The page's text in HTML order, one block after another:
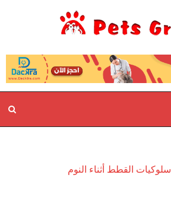
سلوكيات القطط أثناء النوم